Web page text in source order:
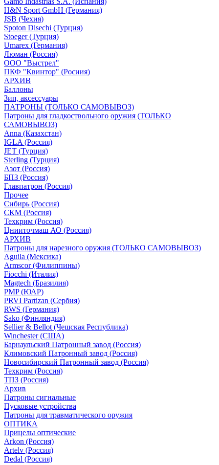
H&N Sport GmbH (Германия)
JSB (Чехия)
Spoton Disechi (Турция)
Stoeger (Турция)
Umarex (Германия)
Люман (Россия)
ООО "Выстрел"
ПКФ "Квинтор" (Росиия)
АРХИВ
Баллоны
Зип, аксессуары
ПАТРОНЫ (ТОЛЬКО САМОВЫВОЗ)
Патроны для гладкоствольного оружия (ТОЛЬКО
САМОВЫВОЗ)
Anna (Казахстан)
IGLA (Россия)
JET (Турция)
Sterling (Турция)
Азот (Россия)
БПЗ (Россия)
Главпатрон (Россия)
Прочее
Сибирь (Россия)
СКМ (Россия)
Техкрим (Россия)
Цнииточмаш АО (Россия)
АРХИВ
Патроны для нарезного оружия (ТОЛЬКО САМОВЫВОЗ)
Aguila (Мексика)
Armscor (Филиппины)
Fiocchi (Италия)
Magtech (Бразилия)
PMP (ЮАР)
PRVI Partizan (Сербия)
RWS (Германия)
Sako (Финляндия)
Sellier & Bellot (Чешская Республика)
Winchester (США)
Барнаульский Патронный завод (Россия)
Климовский Патронный завод (Россия)
Новосибирский Патронный завод (Россия)
Техкрим (Россия)
ТПЗ (Россия)
Архив
Патроны сигнальные
Пусковые устройства
Патроны для травматического оружия
ОПТИКА
Прицелы оптические
Arkon (Россия)
Artelv (Россия)
Dedal (Россия)